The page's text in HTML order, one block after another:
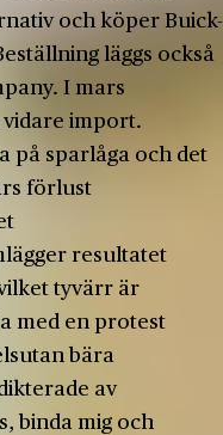
och köper Buick-
läggs också
I mars
vidare import.
på sparlåga och det
förlust
resultatet
tyvärr är
med en protest
bära
av
binda mig och